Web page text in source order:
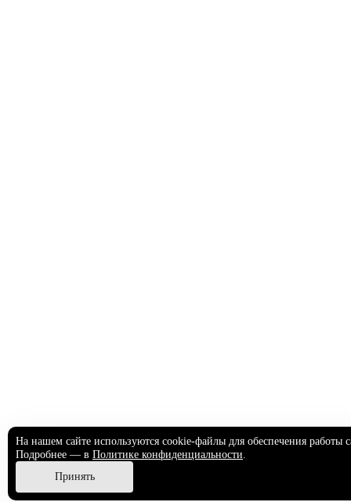
На нашем сайте используются cookie-файлы для обеспечения работы
Подробнее — в Политике конфиденциальности.
Принять